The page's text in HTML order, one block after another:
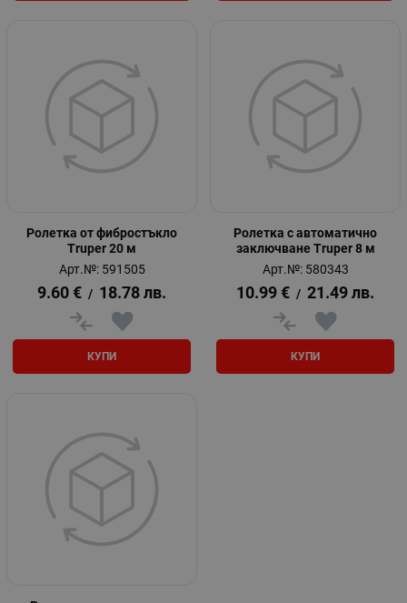
Ролетка от фибростъкло
Truper 20 м
Арт.№: 591505
9.60 € / 18.78 лв.
КУПИ
Ролетка с автоматично
заключване Truper 8 м
Арт.№: 580343
10.99 € / 21.49 лв.
КУПИ